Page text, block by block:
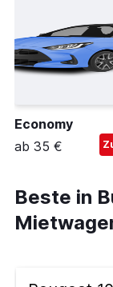
Economy
ab 35 €
Beste in